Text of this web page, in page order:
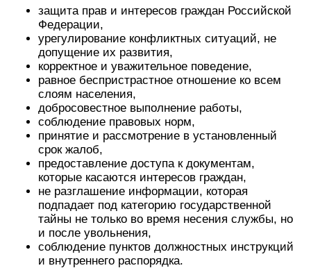
защита прав и интересов граждан Российской
Федерации,
урегулирование конфликтных ситуаций, не
допущение их развития,
корректное и уважительное поведение,
равное беспристрастное отношение ко всем
слоям населения,
добросовестное выполнение работы,
соблюдение правовых норм,
принятие и рассмотрение в установленный
срок жалоб,
предоставление доступа к документам,
которые касаются интересов граждан,
не разглашение информации, которая
подпадает под категорию государственной
тайны не только во время несения службы, но
и после увольнения,
соблюдение пунктов должностных инструкций
и внутреннего распорядка.